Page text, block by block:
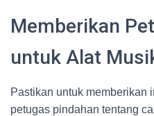
Memberikan
untuk Alat
Pastikan untuk memberikan
petugas pindahan tentang